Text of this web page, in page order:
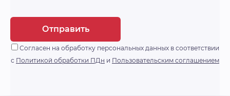
Отправить
Согласен на обработку персональных данных в соответствии
с Политикой обработки ПДн и Пользовательским соглашением